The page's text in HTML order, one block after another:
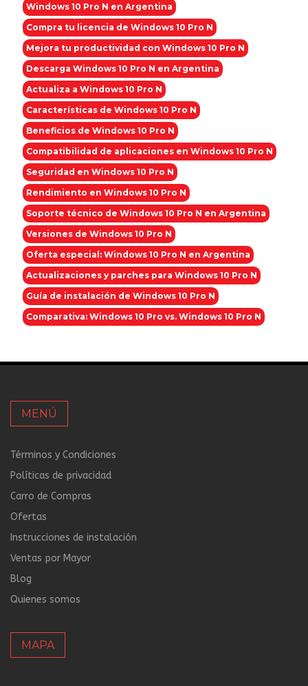
Windows 10 Pro N en Argentina
Compra tu licencia de Windows 10 Pro N
Mejora tu productividad con Windows 10 Pro N
Descarga Windows 10 Pro N en Argentina
Actualiza a Windows 10 Pro N
Características de Windows 10 Pro N
Beneficios de Windows 10 Pro N
Compatibilidad de aplicaciones en Windows 10 Pro N
Seguridad en Windows 10 Pro N
Rendimiento en Windows 10 Pro N
Soporte técnico de Windows 10 Pro N en Argentina
Versiones de Windows 10 Pro N
Oferta especial: Windows 10 Pro N en Argentina
Actualizaciones y parches para Windows 10 Pro N
Guía de instalación de Windows 10 Pro N
Comparativa: Windows 10 Pro vs. Windows 10 Pro N
MENÚ
Términos y Condiciones
Políticas de privacidad
Carro de Compras
Ofertas
Instrucciones de instalación
Ventas por Mayor
Blog
Quienes somos
MAPA